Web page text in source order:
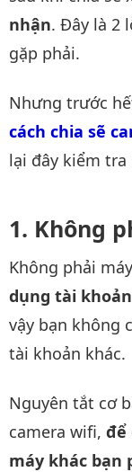
nhận. Đây là 2
gặp phải.
Nhưng trước
cách chia sẽ
lại đây kiểm
Không
Không phải
dụng tài
vậy bạn không
tài khoản khác.
Nguyên tắt cơ
camera wifi, để
máy khác bạn